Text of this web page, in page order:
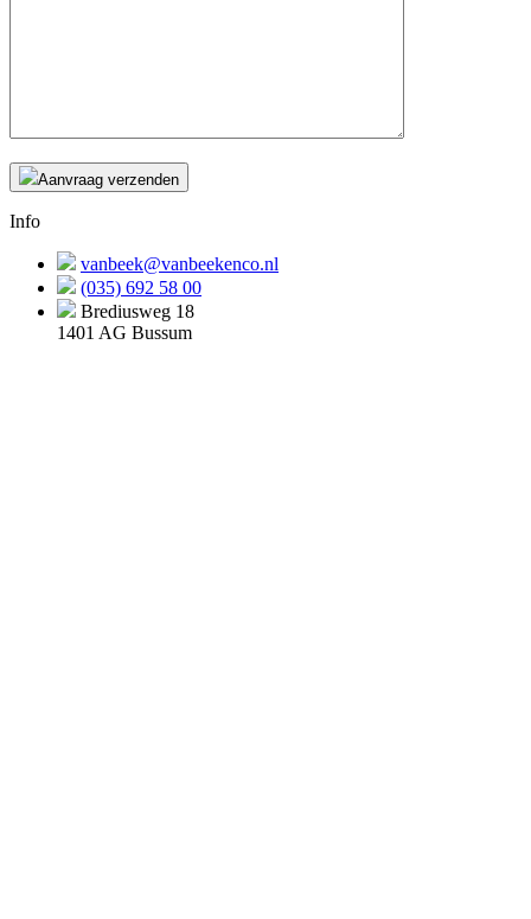
Aanvraag verzenden
Info
vanbeek@vanbeekenco.nl
(035) 692 58 00
Brediusweg 18
1401 AG Bussum